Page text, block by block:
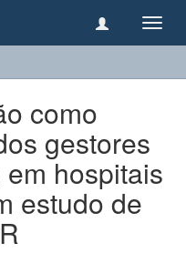
como
gestores
hospitais
estudo de